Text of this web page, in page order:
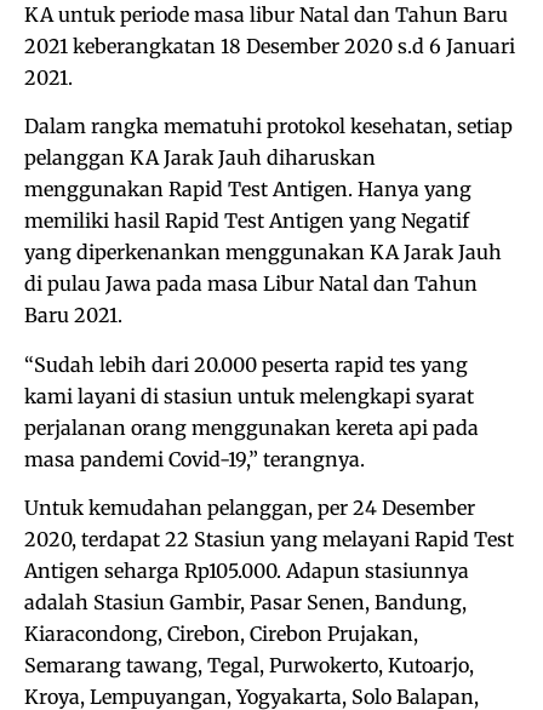
KA untuk periode masa libur Natal dan Tahun Baru
2021 keberangkatan 18 Desember 2020 s.d 6 Januari
2021.
Dalam rangka mematuhi protokol kesehatan, setiap
pelanggan KA Jarak Jauh diharuskan
menggunakan Rapid Test Antigen. Hanya yang
memiliki hasil Rapid Test Antigen yang Negatif
yang diperkenankan menggunakan KA Jarak Jauh
di pulau Jawa pada masa Libur Natal dan Tahun
Baru 2021.
“Sudah lebih dari 20.000 peserta rapid tes yang
kami layani di stasiun untuk melengkapi syarat
perjalanan orang menggunakan kereta api pada
masa pandemi Covid-19,” terangnya.
Untuk kemudahan pelanggan, per 24 Desember
2020, terdapat 22 Stasiun yang melayani Rapid Test
Antigen seharga Rp105.000. Adapun stasiunnya
adalah Stasiun Gambir, Pasar Senen, Bandung,
Kiaracondong, Cirebon, Cirebon Prujakan,
Semarang tawang, Tegal, Purwokerto, Kutoarjo,
Kroya, Lempuyangan, Yogyakarta, Solo Balapan,